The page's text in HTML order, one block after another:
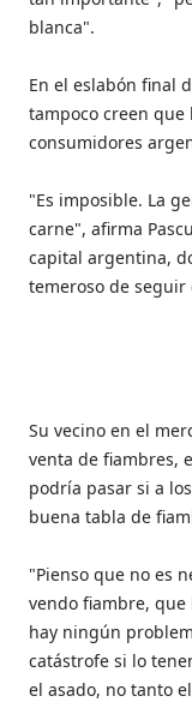
blanca".
En el eslabón final
tampoco creen
consumidores
"Es imposible. La
carne", afirma
capital argentina,
temeroso de
Su vecino en el
venta de fiambres,
podría pasar si a
buena tabla de
"Pienso que no es
vendo fiambre, que
hay ningún
catástrofe si lo
el asado, no tanto